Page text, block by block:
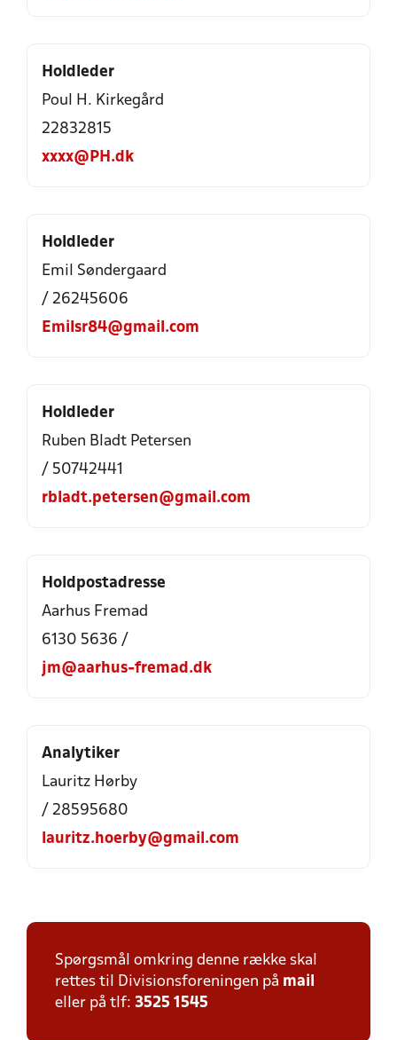
Holdleder
Poul H. Kirkegård
22832815
xxxx@PH.dk
Holdleder
Emil Søndergaard
/ 26245606
Emilsr84@gmail.com
Holdleder
Ruben Bladt Petersen
/ 50742441
rbladt.petersen@gmail.com
Holdpostadresse
Aarhus Fremad
6130 5636 /
jm@aarhus-fremad.dk
Analytiker
Lauritz Hørby
/ 28595680
lauritz.hoerby@gmail.com
Spørgsmål omkring denne række skal
rettes til Divisionsforeningen på mail
eller på tlf: 3525 1545